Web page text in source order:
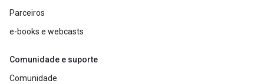
Parceiros
e-books e webcasts
Comunidade e suporte
Comunidade